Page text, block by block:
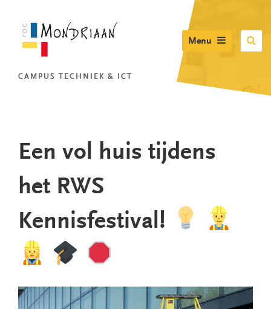
CAMPUS TECHNIEK & ICT
Menu
Een vol huis tijdens
het RWS
Kennisfestival!